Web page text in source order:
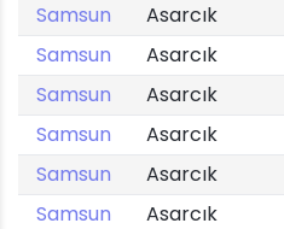
Samsun
Asarcık
Samsun
Asarcık
Samsun
Asarcık
Samsun
Asarcık
Samsun
Asarcık
Samsun
Asarcık